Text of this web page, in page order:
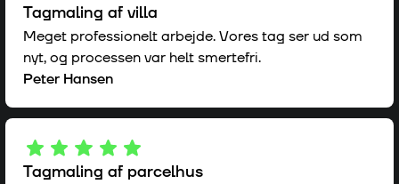
Tagmaling af villa
Meget professionelt arbejde. Vores tag ser ud som
nyt, og processen var helt smertefri.
Peter Hansen
Tagmaling af parcelhus